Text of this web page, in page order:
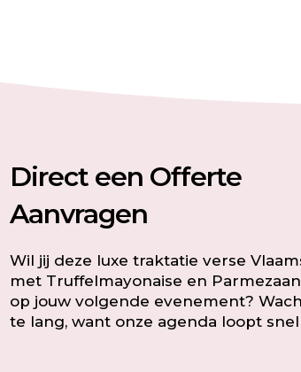
Direct een Offerte
Aanvragen
Wil jij deze luxe traktatie verse
met Truffelmayonaise en
op jouw volgende evenement?
te lang, want onze agenda loopt snel